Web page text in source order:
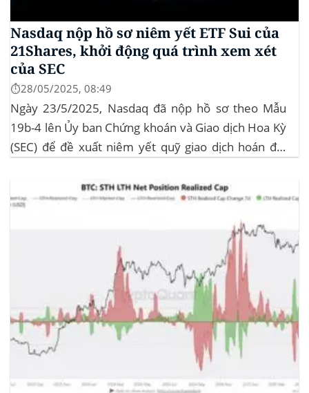
Nasdaq nộp hồ sơ niêm yết ETF Sui của
21Shares, khởi động quá trình xem xét
của SEC
⏱️28/05/2025, 08:49
Ngày 23/5/2025, Nasdaq đã nộp hồ sơ theo Mẫu
19b-4 lên Ủy ban Chứng khoán và Giao dịch Hoa Kỳ
(SEC) để đề xuất niêm yết quỹ giao dịch hoán đổi
trình xem xét chính thức của SEC đối với...